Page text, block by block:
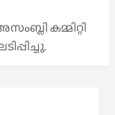
കമ്മിറ്റി